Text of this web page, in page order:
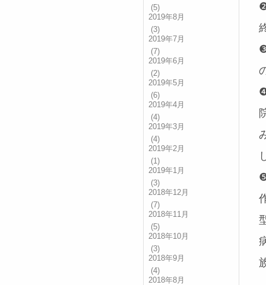
(5)
2019年8月
(3)
2019年7月
(7)
2019年6月
(2)
2019年5月
(6)
2019年4月
(4)
2019年3月
(4)
2019年2月
(1)
2019年1月
(3)
2018年12月
(7)
2018年11月
(5)
2018年10月
(3)
2018年9月
(4)
2018年8月